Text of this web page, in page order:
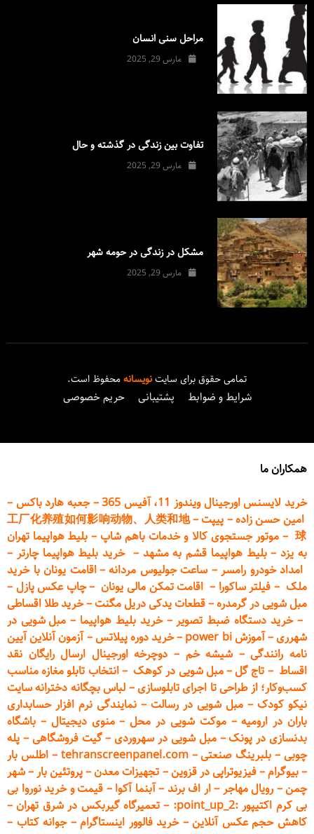
مراحل سنی انسان
مارس 29, 2025
تفاوت بین زندگی در گذشته و حال
مارس 29, 2025
مشکل در زندگی در حومه شهر
مارس 29, 2025
تمامی حقوق برای سایتنویسانهمحفوظ است.
شرایط و ضوابط پشتیبانی حریم خصوصی
همکاران ما
خرید لایسنس اورجینال ویندوز 11، آفیس 365
–جعبه هارد باکس –
امین حسن زاده– پیپت–
工厂化养殖如何影响动物、人类和地
球
– موتور جستجوی کالا و خدمات باهم شاپ– بلیط هواپیما تهران
به یزد–بلیط هواپیما قشم به مشهد –خرید بلیط هواپیما چارتر –
امداد خودرو رامسر– ساعت جولیوس مردانه–اقامت یونان با خرید
ملک – فیلتر ساکورا – اقامت تمکن مالی یونان –چاپ عکس پازل –
مبل شویی در گرمدره–قطعاتیدکی دریل مگنت–خرید طلا اقساطی
–خرید دستگاه ضبط تصویر–خرید بلیط هواپیما –مبل شویی در
شهرری–آموزش power bi –خرید دورهپیلاتس–آزمون آنلاین آیین
نامه رانندگی– شیشه خم – دوچرخه اورجینال ارسال رایگان نقد
اقساط – تاج گل–مبل شویی در کوهک–انتخاب تابلو مغازه مناسب
کسب‌وکار؛ از طراحی تا اجرای تابلوسازی– لباس بچگانه دخترانه سایت
نیکو کودک – مبل شویی در رسالت – نمایندگی نرم افزار حسابداری
باران در ارومیه–موکت شویی در محل–منوی دیجیتال – باشگاه
بدنسازی در پونک–مبل شویی در سهروردی–گیت فروشگاهی – پله
چوبی – بلبرینگ صنعتی–
tehranscreenpanel.com
–اطلس بار
–بیوگرام–فیزیوتراپی در قزوین– تجهیزات معدن–پروتئین بار–شهر
چمن– رویال مهاجر –ار اف برند –آبنما آکوا – قیمت و خرید نوروا بی
بی کرم اکتیپور :point_up_2:
– تعمیرگاه گیربکس در شرق تهران–
کاهش حجم عکس آنلاین–خرید فالوور اینستاگرام–جوانه کتاب –